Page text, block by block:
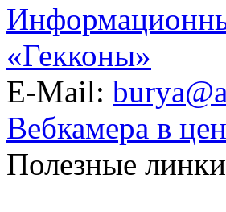
«Гекконы»
E-Mail:
Вебкамера в
Полезные